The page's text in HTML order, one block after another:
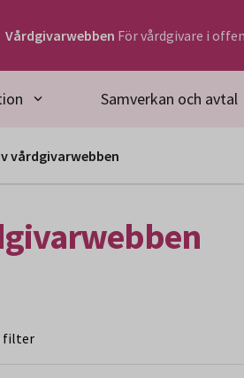
Vårdgivarwebben För vårdgivare i
Samverkan och avtal
vårdgivarwebben
filter